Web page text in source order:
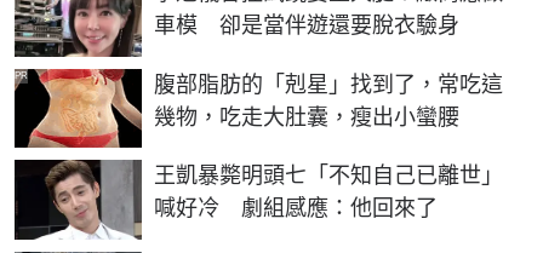
車模 卻是當伴遊還要脫衣驗身
腹部脂肪的「剋星」找到了，常吃這
幾物，吃走大肚囊，瘦出小蠻腰
PR
王凱暴斃明頭七「不知自己已離世」
喊好冷 劇組感應：他回來了